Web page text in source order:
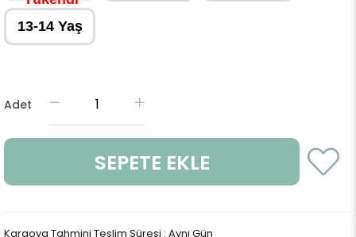
13-14 Yaş
Adet
Kargoya Tahmini Teslim Süresi : Aynı Gün